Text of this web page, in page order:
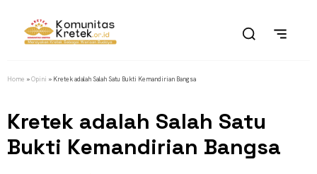
Home »Opini » Kretek adalah Salah Satu Bukti Kemandirian Bangsa
Kretek adalah Salah Satu
Bukti Kemandirian Bangsa